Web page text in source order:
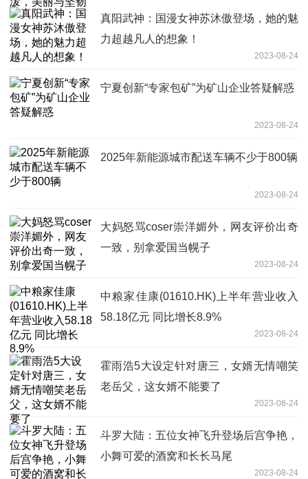
真阳武神：国漫女神苏沐傲登场，她的魅
力超越凡人的想象！
2023-08-24
宁夏创新“专家包矿”为矿山企业答疑解惑
2023-08-24
2025年新能源城市配送车辆不少于800辆
2023-08-24
大妈怒骂coser崇洋媚外，网友评价出奇
一致，别拿爱国当幌子
2023-08-24
中粮家佳康(01610.HK)上半年营业收入
58.18亿元 同比增长8.9%
2023-08-24
霍雨浩5大设定针对唐三，女婿无情嘲笑
老岳父，这女婿不能要了
2023-08-24
斗罗大陆：五位女神飞升登场后宫争艳，
小舞可爱的酒窝和长长马尾
2023-08-24